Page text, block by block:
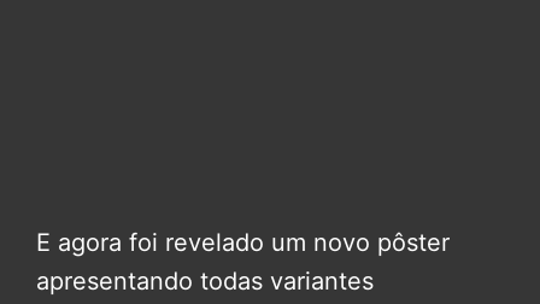
E agora foi revelado um novo pôster
apresentando todas variantes